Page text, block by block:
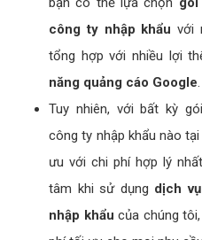
Xem thêm chuyên mục:
banner hiệu quả!